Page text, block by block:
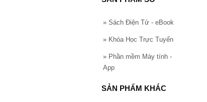
» Sách Điện Tử - eBook
» Khóa Học Trực Tuyến
» Phần mềm Máy tính -
App
SẢN PHẨM KHÁC